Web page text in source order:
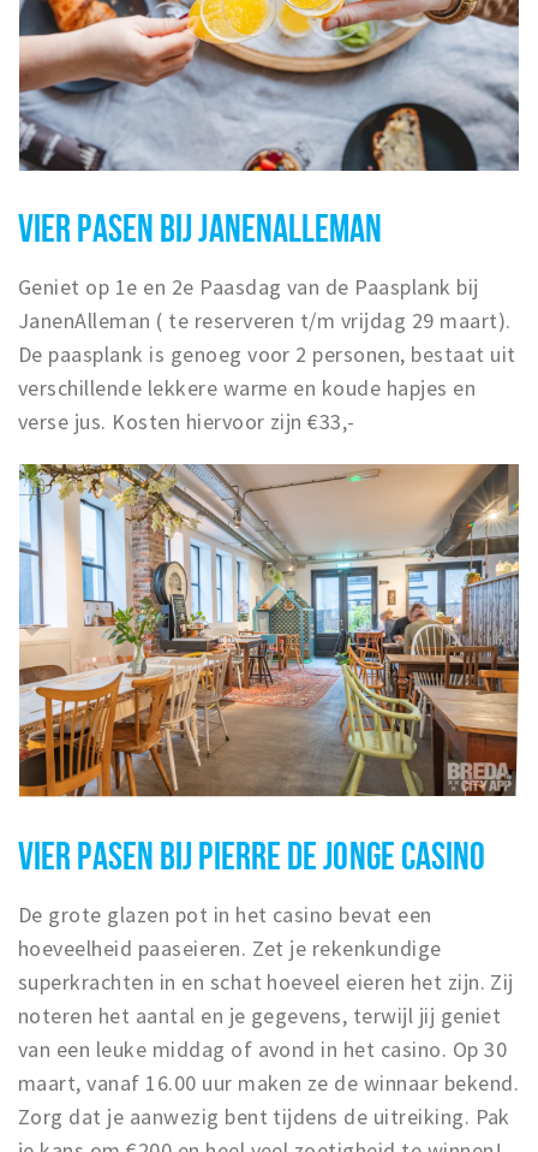
VIER PASEN BIJ JANENALLEMAN
Geniet op 1e en 2e Paasdag van de Paasplank bij
JanenAlleman ( te reserveren t/m vrijdag 29 maart).
De paasplank is genoeg voor 2 personen, bestaat uit
verschillende lekkere warme en koude hapjes en
verse jus. Kosten hiervoor zijn €33,-
VIER PASEN BIJ PIERRE DE JONGE CASINO
De grote glazen pot in het casino bevat een
hoeveelheid paaseieren. Zet je rekenkundige
superkrachten in en schat hoeveel eieren het zijn. Zij
noteren het aantal en je gegevens, terwijl jij geniet
van een leuke middag of avond in het casino. Op 30
maart, vanaf 16.00 uur maken ze de winnaar bekend.
Zorg dat je aanwezig bent tijdens de uitreiking. Pak